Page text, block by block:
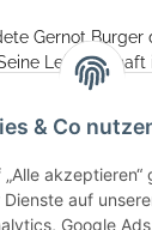
Gernot
Leidenschaft
- passgenau
Reifenschuhe,
werden in
Techniken und
& Co
auf
Google